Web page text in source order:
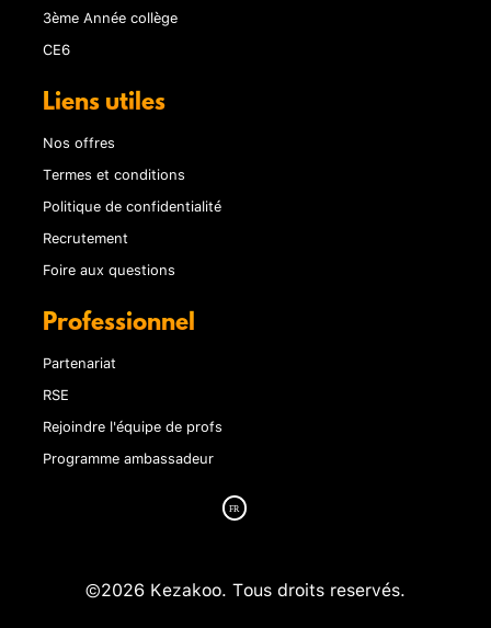
3ème Année collège
CE6
Liens utiles
Nos offres
Termes et conditions
Politique de confidentialité
Recrutement
Foire aux questions
Professionnel
Partenariat
RSE
Rejoindre l'équipe de profs
Programme ambassadeur
©2026 Kezakoo. Tous droits reservés.